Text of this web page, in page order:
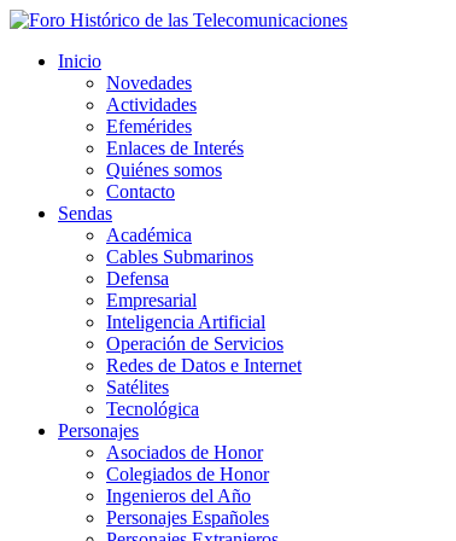
Inicio
Novedades
Actividades
Efemérides
Enlaces de Interés
Quiénes somos
Contacto
Sendas
Académica
Cables Submarinos
Defensa
Empresarial
Inteligencia Artificial
Operación de Servicios
Redes de Datos e Internet
Satélites
Tecnológica
Personajes
Asociados de Honor
Colegiados de Honor
Ingenieros del Año
Personajes Españoles